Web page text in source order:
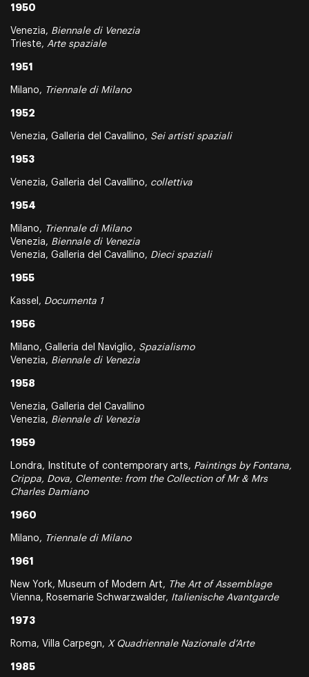
1950
Venezia, Biennale di Venezia
Trieste, Arte spaziale
1951
Milano, Triennale di Milano
1952
Venezia, Galleria del Cavallino, Sei artisti spaziali
1953
Venezia, Galleria del Cavallino, collettiva
1954
Milano, Triennale di Milano
Venezia, Biennale di Venezia
Venezia, Galleria del Cavallino, Dieci spaziali
1955
Kassel, Documenta 1
1956
Milano, Galleria del Naviglio, Spazialismo
Venezia, Biennale di Venezia
1958
Venezia, Galleria del Cavallino
Venezia, Biennale di Venezia
1959
Londra, Institute of contemporary arts, Paintings by Fontana,
Crippa, Dova, Clemente: from the Collection of Mr & Mrs
Charles Damiano
1960
Milano, Triennale di Milano
1961
New York, Museum of Modern Art, The Art of Assemblage
Vienna, Rosemarie Schwarzwalder, Italienische Avantgarde
1973
Roma, Villa Carpegn, X Quadriennale Nazionale d’Arte
1985